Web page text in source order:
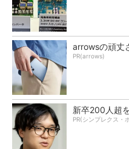
arrowsの頑丈
PR(arrows)
新卒200人超
PR(シンプレクス・